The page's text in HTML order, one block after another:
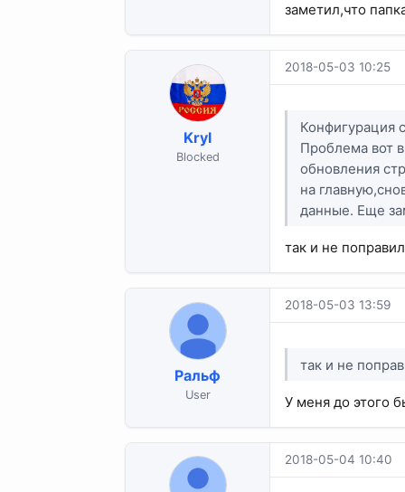
заметил,что
Kryl
Blocked
2018-05-03 10:25
Конфигурация
Проблема вот
обновления
на
данные. Еще
так и не
Ральф
User
2018-05-03 13:59
так и не
У меня до этого
2018-05-04 10:40